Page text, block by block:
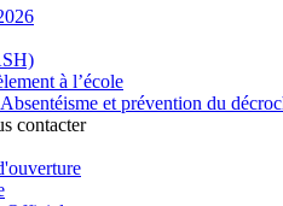
à l’école
et prévention du
contacter